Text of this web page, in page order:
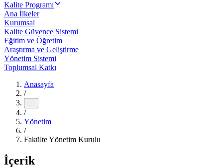
Kalite Programı
Ana İlkeler
Kurumsal
Kalite Güvence Sistemi
Eğitim ve Öğretim
Araştırma ve Geliştirme
Yönetim Sistemi
Toplumsal Katkı
Anasayfa
/
…
/
Yönetim
/
Fakülte Yönetim Kurulu
İçerik